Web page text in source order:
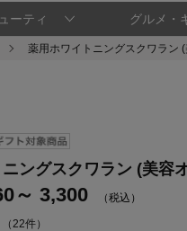
ーティ グルメ・
薬用ホワイトニングスクワラン
ングスクワラン (美容
～ 3,300 （税込）
22件）